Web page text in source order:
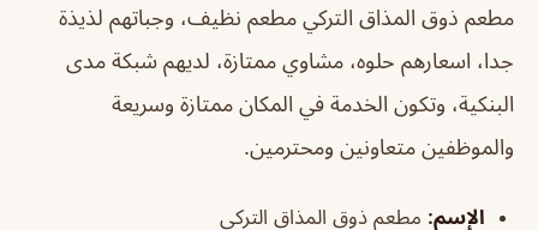
مطعم ذوق المذاق التركي مطعم نظيف، وجباتهم لذيذة
جدا، اسعارهم حلوه، مشاوي ممتازة، لديهم شبكة مدى
البنكية، وتكون الخدمة في المكان ممتازة وسريعة
والموظفين متعاونين ومحترمين.
الإسم: مطعم ذوق المذاق التركي